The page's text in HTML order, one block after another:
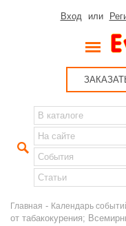
Вход или
Главная - Календарь
от табакокурения;